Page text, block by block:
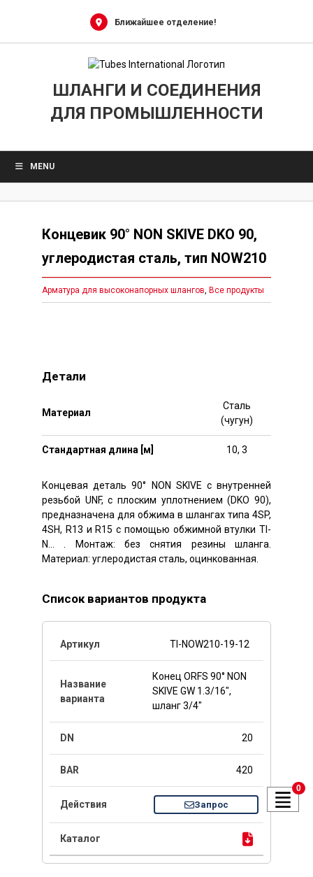
Ближайшее отделение!
ШЛАНГИ И СОЕДИНЕНИЯ
ДЛЯ ПРОМЫШЛЕННОСТИ
MENU
Концевик 90° NON SKIVE DKO 90,
углеродистая сталь, тип NOW210
Арматура для высоконапорных шлангов, Все продукты
Детали
Mатериал
Сталь
(чугун)
Стандартная длина [м] 10, 3
Концевая деталь 90° NON SKIVE с внутренней
резьбой UNF, с плоским уплотнением (DKO 90),
предназначена для обжима в шлангах типа 4SP,
4SH, R13 и R15 с помощью обжимной втулки TI-
N… . Монтаж: без снятия резины шланга.
Материал: углеродистая сталь, оцинкованная.
Список вариантов продукта
TI-NOW210-19-12
Конец ORFS 90° NON
SKIVE GW 1.3/16",
шланг 3/4"
20
420
Запрос
0